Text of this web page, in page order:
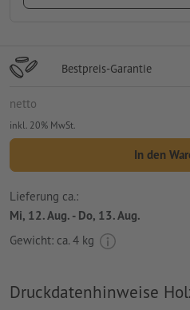
Bestpreis-Garantie
netto
inkl. 20% MwSt.
In den
Lieferung ca.:
Mi, 12. Aug. - Do, 13. Aug.
Gewicht: ca. 4 kg
Druckdatenhinweise